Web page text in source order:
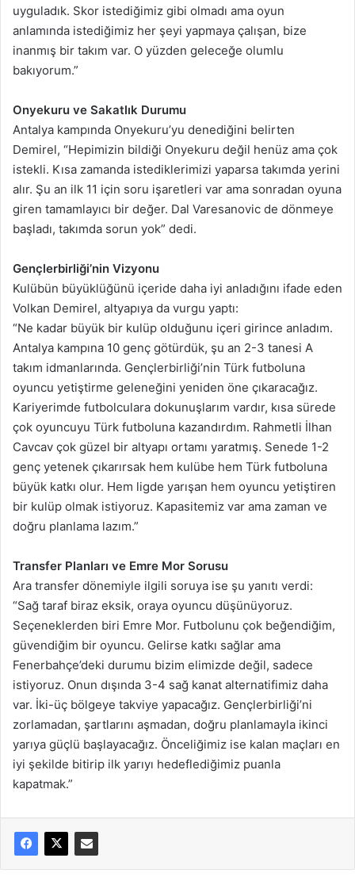
uyguladık. Skor istediğimiz gibi olmadı ama oyun
anlamında istediğimiz her şeyi yapmaya çalışan, bize
inanmış bir takım var. O yüzden geleceğe olumlu
bakıyorum.”
Onyekuru ve Sakatlık Durumu
Antalya kampında Onyekuru’yu denediğini belirten
Demirel, “Hepimizin bildiği Onyekuru değil henüz ama çok
istekli. Kısa zamanda istediklerimizi yaparsa takımda yerini
alır. Şu an ilk 11 için soru işaretleri var ama sonradan oyuna
giren tamamlayıcı bir değer. Dal Varesanovic de dönmeye
başladı, takımda sorun yok” dedi.
Gençlerbirliği’nin Vizyonu
Kulübün büyüklüğünü içeride daha iyi anladığını ifade eden
Volkan Demirel, altyapıya da vurgu yaptı:
“Ne kadar büyük bir kulüp olduğunu içeri girince anladım.
Antalya kampına 10 genç götürdük, şu an 2-3 tanesi A
takım idmanlarında. Gençlerbirliği’nin Türk futboluna
oyuncu yetiştirme geleneğini yeniden öne çıkaracağız.
Kariyerimde futbolculara dokunuşlarım vardır, kısa sürede
çok oyuncuyu Türk futboluna kazandırdım. Rahmetli İlhan
Cavcav çok güzel bir altyapı ortamı yaratmış. Senede 1-2
genç yetenek çıkarırsak hem kulübe hem Türk futboluna
büyük katkı olur. Hem ligde yarışan hem oyuncu yetiştiren
bir kulüp olmak istiyoruz. Kapasitemiz var ama zaman ve
doğru planlama lazım.”
Transfer Planları ve Emre Mor Sorusu
Ara transfer dönemiyle ilgili soruya ise şu yanıtı verdi:
“Sağ taraf biraz eksik, oraya oyuncu düşünüyoruz.
Seçeneklerden biri Emre Mor. Futbolunu çok beğendiğim,
güvendiğim bir oyuncu. Gelirse katkı sağlar ama
Fenerbahçe’deki durumu bizim elimizde değil, sadece
istiyoruz. Onun dışında 3-4 sağ kanat alternatifimiz daha
var. İki-üç bölgeye takviye yapacağız. Gençlerbirliği’ni
zorlamadan, şartlarını aşmadan, doğru planlamayla ikinci
yarıya güçlü başlayacağız. Önceliğimiz ise kalan maçları en
iyi şekilde bitirip ilk yarıyı hedeflediğimiz puanla
kapatmak.”